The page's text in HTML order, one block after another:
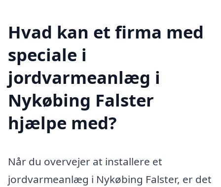
Hvad kan et firma med
speciale i
jordvarmeanlæg i
Nykøbing Falster
hjælpe med?
Når du overvejer at installere et
jordvarmeanlæg i Nykøbing Falster, er det